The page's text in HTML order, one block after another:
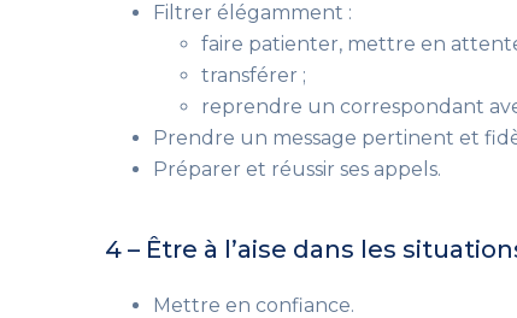
Filtrer élégamment :
faire patienter, mettre en
transférer ;
reprendre un correspondant
Prendre un message pertinent et
Préparer et réussir ses appels.
4 – Être à l’aise dans les
Mettre en confiance.